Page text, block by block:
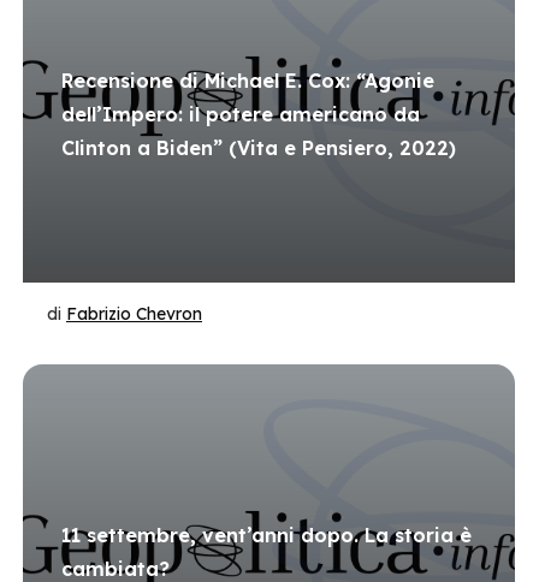
Recensione di Michael E. Cox: “Agonie
dell’Impero: il potere americano da
Clinton a Biden” (Vita e Pensiero, 2022)
di Fabrizio Chevron
11 settembre, vent’anni dopo. La storia è
cambiata?